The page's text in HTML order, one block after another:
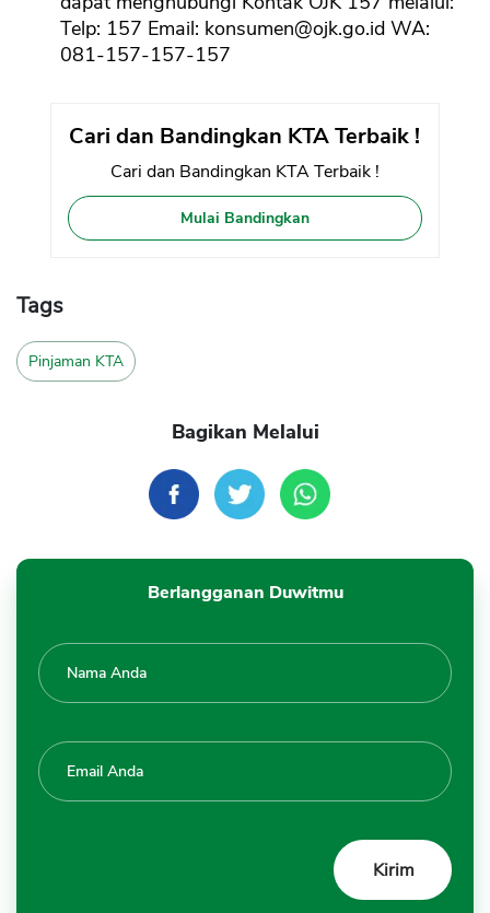
Telp: 157 Email: konsumen@ojk.go.id WA:
081-157-157-157
Cari dan Bandingkan KTA Terbaik !
Cari dan Bandingkan KTA Terbaik !
Mulai Bandingkan
Tags
Pinjaman KTA
Bagikan Melalui
Berlangganan Duwitmu